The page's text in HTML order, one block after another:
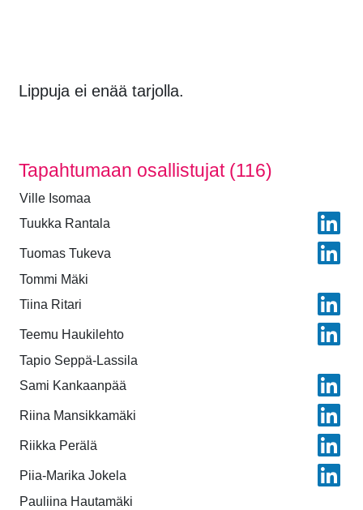
Lippuja ei enää tarjolla.
Tapahtumaan osallistujat (116)
Ville Isomaa
Tuukka Rantala
Tuomas Tukeva
Tommi Mäki
Tiina Ritari
Teemu Haukilehto
Tapio Seppä-Lassila
Sami Kankaanpää
Riina Mansikkamäki
Riikka Perälä
Piia-Marika Jokela
Pauliina Hautamäki